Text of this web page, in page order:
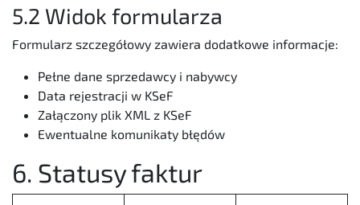
5.2 Widok formularza
Formularz szczegółowy zawiera dodatkowe informacje:
Pełne dane sprzedawcy i nabywcy
Data rejestracji w KSeF
Załączony plik XML z KSeF
Ewentualne komunikaty błędów
6. Statusy faktur